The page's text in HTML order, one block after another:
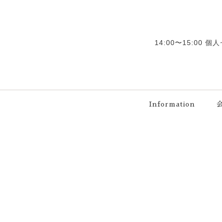
14:00〜15:00 個人
Information